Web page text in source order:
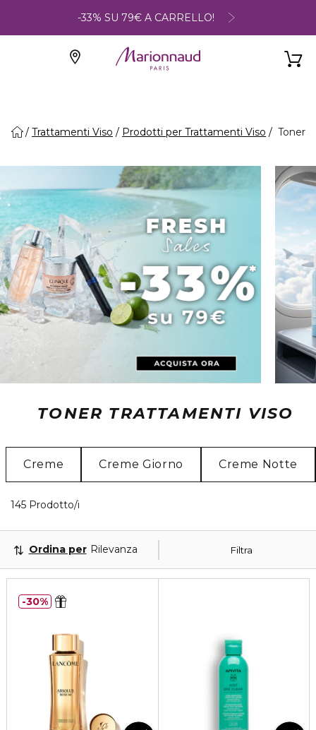
-33% SU 79€ A CARRELLO!
Trattamenti Viso Prodotti per Trattamenti Viso Toner
TONER TRATTAMENTI VISO
Creme Creme Giorno Creme Notte
145 Prodotto/i
Filtra
Ordina per Rilevanza
30%